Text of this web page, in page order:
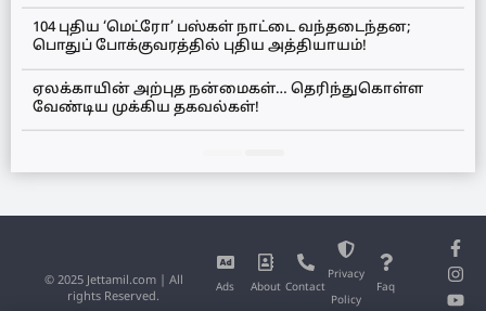
104 புதிய ‘மெட்ரோ’ பஸ்கள் நாட்டை வந்தடைந்தன;
பொதுப் போக்குவரத்தில் புதிய அத்தியாயம்!
ஏலக்காயின் அற்புத நன்மைகள்… தெரிந்துகொள்ள
வேண்டிய முக்கிய தகவல்கள்!
Ads About Contact
Privacy
Policy
Faq
© 2025 Jettamil.com | All
rights Reserved.